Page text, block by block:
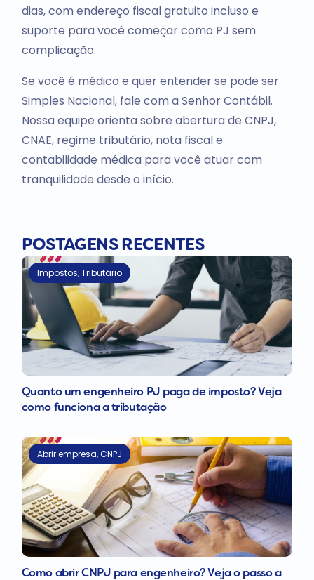
dias, com endereço fiscal gratuito incluso e
suporte para você começar como PJ sem
complicação.
Se você é médico e quer entender se pode ser
Simples Nacional, fale com a Senhor Contábil.
Nossa equipe orienta sobre abertura de CNPJ,
CNAE, regime tributário, nota fiscal e
contabilidade médica para você atuar com
tranquilidade desde o início.
POSTAGENS RECENTES
Impostos,Tributário
Quanto um engenheiro PJ paga de imposto? Veja
como funciona a tributação
Abrir empresa,CNPJ
Como abrir CNPJ para engenheiro? Veja o passo a